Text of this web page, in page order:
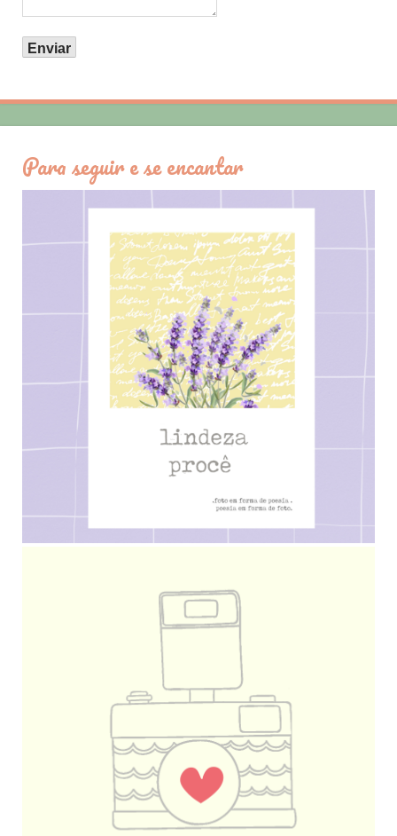
Para seguir e se encantar